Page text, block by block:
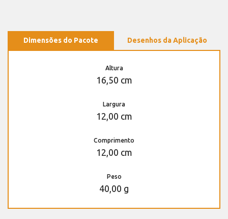
Dimensões do Pacote Desenhos da Aplicação
Altura
16,50 cm
Largura
12,00 cm
Comprimento
12,00 cm
Peso
40,00 g